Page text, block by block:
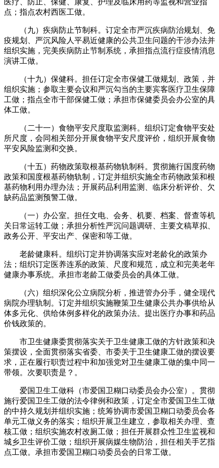
点；指点农村西医工做。
（九）疾病防止节制科。订定全市严沉疾病防治规划、免
疫规划、严沉风险人平易近健康的公共卫生问题的干涉办法并
组织实施，完美疾病防止节制系统，承担指点流行症疫情消息
演讲工做。
（十九）保健科。担任订定全市保健工做规划、政策，并
组织实施；参取主要会议和严沉勾当的主要宾客医疗卫生保障
工做；指点全市干部保健工做；承担市保健委员会办公室的具
体工做。
（二十一）食物平安尺度取监测科。组织订定食物平安处
所尺度，会同相关部分开展食物平安尺度评价，组织开展食物
平安风险监测和交换。
（十五）药物政策取根基药物轨制科。贯彻施行国度药物
政策和国度根基药物轨制，订定并组织实施全市药物政策和根
基药物利用办理办法；开展药品利用监测、临床分析评价、欠
缺药品监测预警工做。
（一）办公室。担任文电、会务、机要、档案、督查等机
关日常运转工做；承担分析性严沉问题调研、主要文稿草拟、
政务公开、平安出产、保密和等工做。
老龄健康科。组织订定并协调落实应对老龄化的政策办
法；组织订定医养连系的政策、尺度和规范，成立和完美老年
健康办事系统。承担市老龄工做委员会的具体工做。
（六）组织深化公立病院分析，推进管办分手，健全现代
病院办理轨制。订定并组织实施鞭策卫生健康公共办事供给从
体多元化、供给体例多样化的政策办法。提出医疗办事和药品
价钱政策的。
市卫生健康委贯彻落实关于卫生健康工做的方针政策和决
策摆设，全面贯彻落实省委、市委关于卫生健康工做的摆设要
求，正在履行职责过程中和加强党对卫生健康工做的集中同一
带领。次要职责是？。
爱国卫生工做科（市爱国卫糊口动委员会办公室）。贯彻
施行爱国卫生工做的法令律例和政策，订定全市爱国卫生工做
的中持久规划并组织实施；统筹协调市爱国卫糊口动委员会各
单元工做义务的落实；组织开展卫生建立，参取相关办理、查
核工做；组织实施农村改厕工做；担任开展群众性卫生监视和
城乡卫生评价工做；组织开展病媒生物防治，担任相关手艺指
点工做。承担市爱国卫糊口动委员会的日常工做。